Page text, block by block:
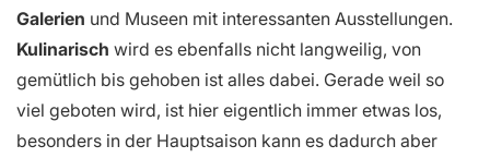
Galerien und Museen mit interessanten Ausstellungen.
Kulinarisch wird es ebenfalls nicht langweilig, von
gemütlich bis gehoben ist alles dabei. Gerade weil so
viel geboten wird, ist hier eigentlich immer etwas los,
besonders in der Hauptsaison kann es dadurch aber